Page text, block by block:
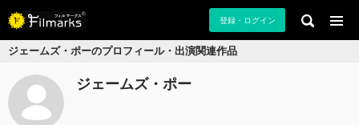
登録・ログイン
ジェームズ・ポーのプロフィール・出演関連作品
ジェームズ・ポー